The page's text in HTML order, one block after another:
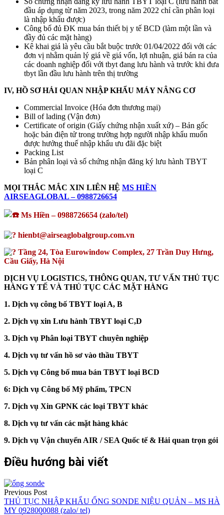
đầu áp dụng từ năm 2023, trong năm 2022 chỉ cần phân loại
là nhập khẩu được)
Công bố đủ ĐK mua bán thiết bị y tế BCD (làm một lần và
đầy đủ các mặt hàng)
Kê khai giá là yêu cầu bắt buộc trước 01/04/2022 đối với các
đơn vị nhằm quản lý giá về giá vốn, lợi nhuận, giá bán ra của
các doanh nghiệp đối với tbyt đang lưu hành và trước khi đưa
tbyt lần đầu lưu hành trên thị trường
IV, HỒ SƠ HẢI QUAN NHẬP KHẨU MÁY NÂNG CƠ
Commercial Invoice (Hóa đơn thương mại)
Bill of lading (Vận đơn)
Certificate of origin (Giấy chứng nhận xuất xứ) – Bản gốc
hoặc bản điện tử trong trường hợp người nhập khẩu muốn
được hưởng thuế nhập khẩu ưu đãi đặc biệt
Packing List
Bản phân loại và số chứng nhận đăng ký lưu hành TBYT
loại C
MỌI THẮC MẮC XIN LIÊN HỆ MS HIỀN
AIRSEAGLOBAL – 0988726654
Ms Hiền – 0988726654 (zalo/tel)
hienbt@airseaglobalgroup.com.vn
Tầng 24, Tòa Eurowindow Complex, 27 Trần Duy Hưng,
Cầu Giấy, Hà Nội
DỊCH VỤ LOGISTICS, THÔNG QUAN, TƯ VẤN THỦ TỤC
HÀNG Y TẾ VÀ THỦ TỤC CÁC MẶT HÀNG
1. Dịch vụ công bố TBYT loại A, B
2. Dịch vụ xin Lưu hành TBYT loại C,D
3. Dịch vụ Phân loại TBYT chuyên nghiệp
4. Dịch vụ tư vấn hồ sơ vào thầu TBYT
5. Dịch vụ Công bố mua bán TBYT loại BCD
6: Dịch vụ Công bố Mỹ phẩm, TPCN
7. Dịch vụ Xin GPNK các loại TBYT khác
8. Dịch vụ tư vấn các mặt hàng khác
9. Dịch vụ Vận chuyển AIR / SEA Quốc tế & Hải quan trọn gói
Điều hướng bài viết
Previous Post
THỦ TỤC NHẬP KHẨU ỐNG SONDE NIỆU QUẢN – MS HÀ
MY 0928000088 (zalo/ tel)